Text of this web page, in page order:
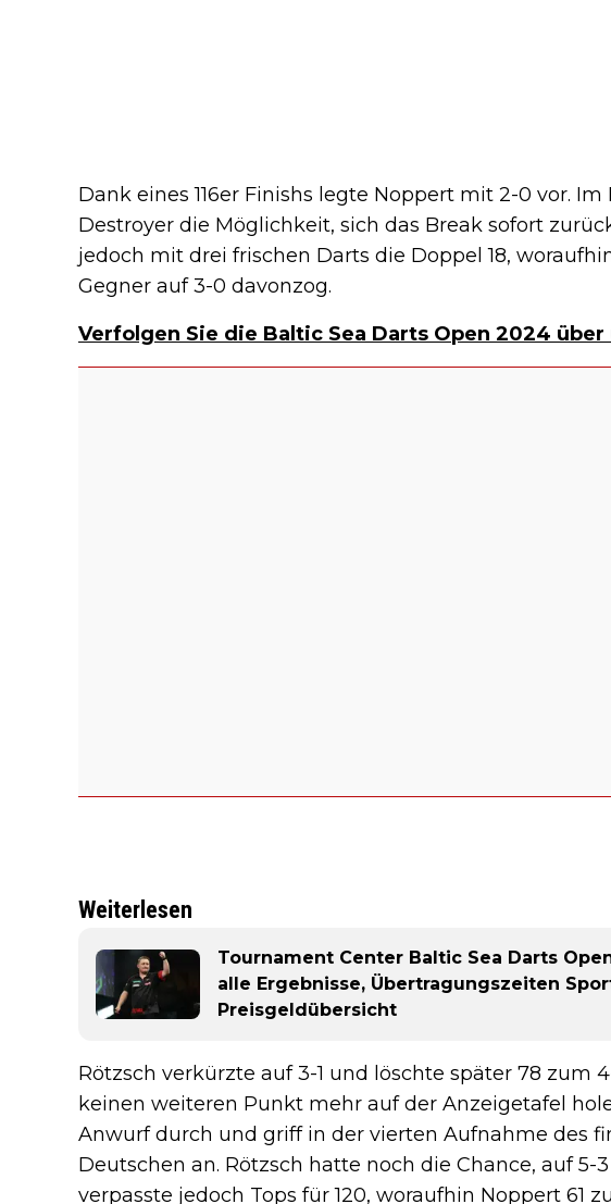
Dank eines 116er Finishs legte Noppert mit 2-0 vor.
Destroyer die Möglichkeit, sich das Break sofort
jedoch mit drei frischen Darts die Doppel 18,
Gegner auf 3-0 davonzog.
Verfolgen Sie die Baltic Sea Darts Open 2024 über
Weiterlesen
Tournament Center Baltic Sea Darts
alle Ergebnisse, Übertragungszeiten
Preisgeldübersicht
Rötzsch verkürzte auf 3-1 und löschte später 78 zum
keinen weiteren Punkt mehr auf der Anzeigetafel
Anwurf durch und griff in der vierten Aufnahme des
Deutschen an. Rötzsch hatte noch die Chance, auf 5-
verpasste jedoch Tops für 120, woraufhin Noppert 61